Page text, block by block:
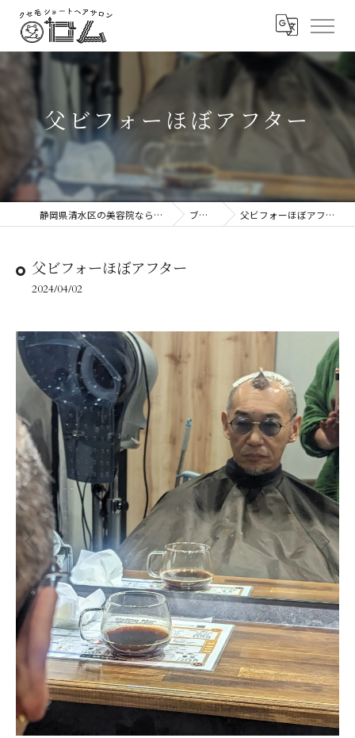
父ビフォーほぼアフター
静岡県清水区の美容院ならロム ブログ 父ビフォーほぼアフター
父ビフォーほぼアフター
2024/04/02